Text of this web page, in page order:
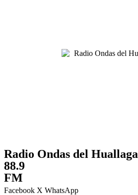
Radio Ondas del Huallaga
88.9
FM
Facebook X WhatsApp